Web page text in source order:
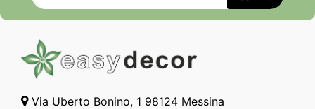
Via Uberto Bonino, 1 98124 Messina